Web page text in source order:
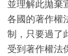
並理解此拋棄
各國的著作權
制，只要過了
受到著作權法